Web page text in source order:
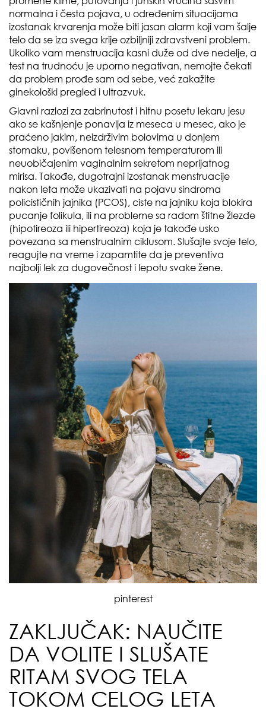
normalna i česta pojava, u određenim situacijama
izostanak krvarenja može biti jasan alarm koji vam šalje
telo da se iza svega krije ozbiljniji zdravstveni problem.
Ukoliko vam menstruacija kasni duže od dve nedelje, a
test na trudnoću je uporno negativan, nemojte čekati
da problem prođe sam od sebe, već zakažite
ginekološki pregled i ultrazvuk.
Glavni razlozi za zabrinutost i hitnu posetu lekaru jesu
ako se kašnjenje ponavlja iz meseca u mesec, ako je
praćeno jakim, neizdrživim bolovima u donjem
stomaku, povišenom telesnom temperaturom ili
neuobičajenim vaginalnim sekretom neprijatnog
mirisa. Takođe, dugotrajni izostanak menstruacije
nakon leta može ukazivati na pojavu sindroma
policističnih jajnika (PCOS), ciste na jajniku koja blokira
pucanje folikula, ili na probleme sa radom štitne žlezde
(hipotireoza ili hipertireoza) koja je takođe usko
povezana sa menstrualnim ciklusom. Slušajte svoje telo,
reagujte na vreme i zapamtite da je preventiva
najbolji lek za dugovečnost i lepotu svake žene.
pinterest
ZAKLJUČAK: NAUČITE
DA VOLITE I SLUŠATE
RITAM SVOG TELA
TOKOM CELOG LETA